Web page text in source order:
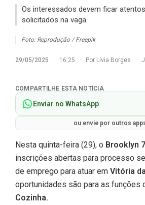
Os interessados devem ficar
solicitados na vaga.
Foto: Reprodução / Freepik
29/05/2025 · 16:25 · Por Lívia Borges ·
COMPARTILHE ESTA NOTÍCIA
Enviar no WhatsApp
ou envie por outros
Nesta quinta-feira (29), o Brooklyn
inscrições abertas para processo
de emprego para atuar em Vitória
oportunidades são para as funções
Cozinha.